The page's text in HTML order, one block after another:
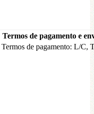
Termos de pagamento e
Termos de pagamento: L/C,